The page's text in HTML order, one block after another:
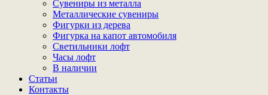
Сувениры из металла
Металлические сувениры
Фигурки из дерева
Фигурка на капот автомобиля
Светильники лофт
Часы лофт
В наличии
Статьи
Контакты